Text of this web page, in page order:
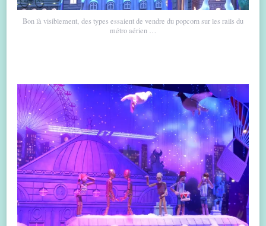
Bon là visiblement, des types essaient de vendre du popcorn sur les rails du
métro aérien …